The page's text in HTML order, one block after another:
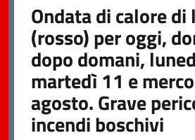
Ondata di calore
(rosso) per oggi,
dopo domani,
martedì 11 e
agosto. Grave
incendi boschivi